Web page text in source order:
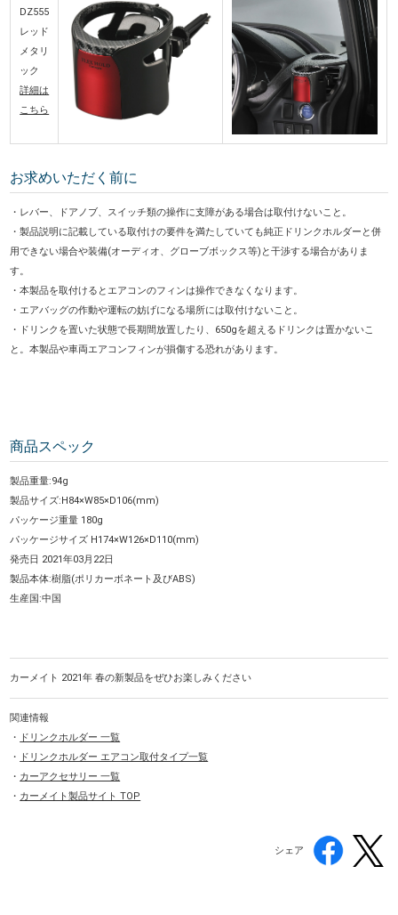
DZ555
レッド
メタリ
ック
詳細は
こちら
お求めいただく前に
・レバー、ドアノブ、スイッチ類の操作に支障がある場合は取付けないこと。
・製品説明に記載している取付けの要件を満たしていても純正ドリンクホルダーと併
用できない場合や装備(オーディオ、グローブボックス等)と干渉する場合がありま
す。
・本製品を取付けるとエアコンのフィンは操作できなくなります。
・エアバッグの作動や運転の妨げになる場所には取付けないこと。
・ドリンクを置いた状態で長期間放置したり、650gを超えるドリンクは置かないこ
と。本製品や車両エアコンフィンが損傷する恐れがあります。
商品スペック
製品重量:94g
製品サイズ:H84×W85×D106(mm)
パッケージ重量 180g
パッケージサイズ H174×W126×D110(mm)
発売日 2021年03月22日
製品本体:樹脂(ポリカーボネート及びABS)
生産国:中国
カーメイト 2021年 春の新製品をぜひお楽しみください
関連情報
・
ドリンクホルダー 一覧
・
ドリンクホルダー エアコン取付タイプ一覧
・ カーアクセサリー 一覧
・ カーメイト製品サイト TOP
シェア